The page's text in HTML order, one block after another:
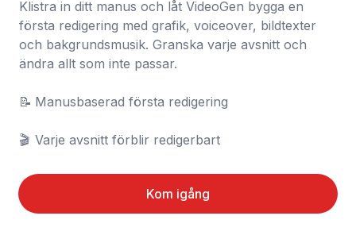
Klistra in ditt manus och låt VideoGen bygga en
första redigering med grafik, voiceover, bildtexter
och bakgrundsmusik. Granska varje avsnitt och
ändra allt som inte passar.
📝	Manusbaserad första redigering
🎬	Varje avsnitt förblir redigerbart
Kom igång